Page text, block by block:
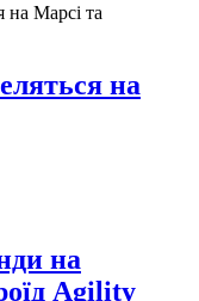
на
на
Agility